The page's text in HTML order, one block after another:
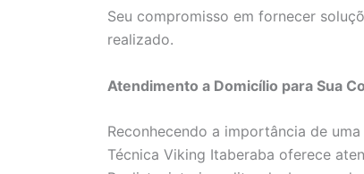
Seu compromisso em fornecer
realizado.
Atendimento a Domicílio para Sua
Reconhecendo a importância de
Técnica Viking Itaberaba oferece